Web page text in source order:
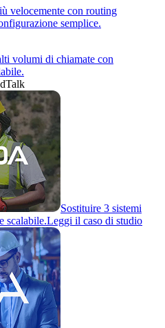
velocemente con routing
semplice.
volumi di chiamate con
Sostituire 3 sistemi
scalabile.Leggi il caso di studio